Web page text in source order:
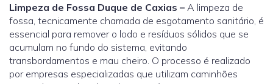
Limpeza de Fossa Duque de Caxias – A limpeza de
fossa, tecnicamente chamada de esgotamento sanitário, é
essencial para remover o lodo e resíduos sólidos que se
acumulam no fundo do sistema, evitando
transbordamentos e mau cheiro. O processo é realizado
por empresas especializadas que utilizam caminhões